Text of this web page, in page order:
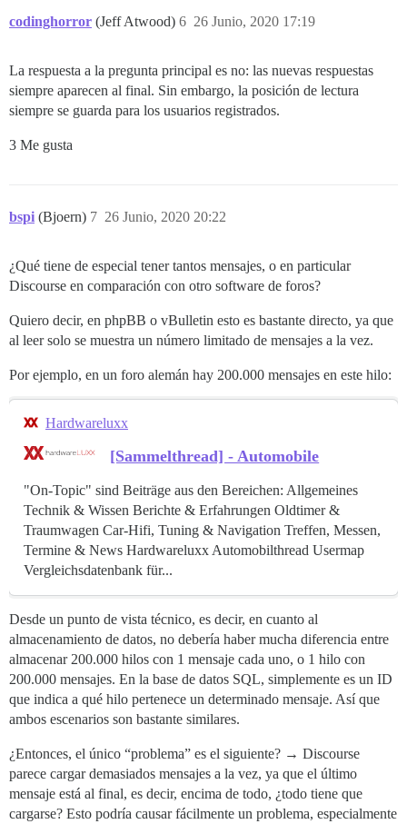
codinghorror (Jeff Atwood) 26 Junio, 2020 17:19
6
La respuesta a la pregunta principal es no: las nuevas respuestas
siempre aparecen al final. Sin embargo, la posición de lectura
siempre se guarda para los usuarios registrados.
3 Me gusta
bspi (Bjoern) 26 Junio, 2020 20:22
7
¿Qué tiene de especial tener tantos mensajes, o en particular
Discourse en comparación con otro software de foros?
Quiero decir, en phpBB o vBulletin esto es bastante directo, ya que
al leer solo se muestra un número limitado de mensajes a la vez.
Por ejemplo, en un foro alemán hay 200.000 mensajes en este hilo:
Hardwareluxx
[Sammelthread] - Automobile
"On-Topic" sind Beiträge aus den Bereichen: Allgemeines
Technik & Wissen Berichte & Erfahrungen Oldtimer &
Traumwagen Car-Hifi, Tuning & Navigation Treffen, Messen,
Termine & News Hardwareluxx Automobilthread Usermap
Vergleichsdatenbank für...
Desde un punto de vista técnico, es decir, en cuanto al
almacenamiento de datos, no debería haber mucha diferencia entre
almacenar 200.000 hilos con 1 mensaje cada uno, o 1 hilo con
200.000 mensajes. En la base de datos SQL, simplemente es un ID
que indica a qué hilo pertenece un determinado mensaje. Así que
ambos escenarios son bastante similares.
¿Entonces, el único “problema” es el siguiente? → Discourse
parece cargar demasiados mensajes a la vez, ya que el último
mensaje está al final, es decir, encima de todo, ¿todo tiene que
cargarse? Esto podría causar fácilmente un problema, especialmente